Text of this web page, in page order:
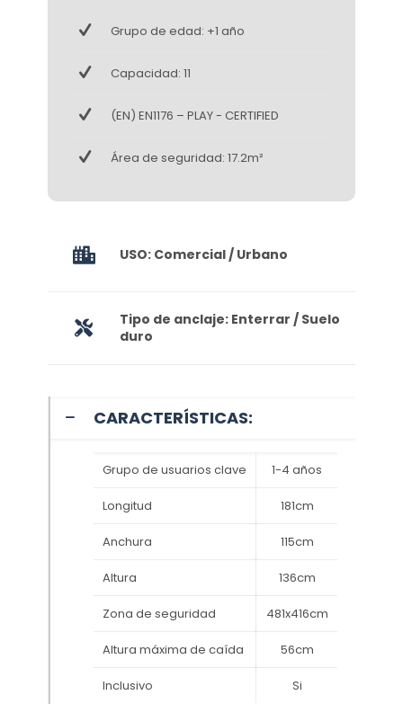
Grupo de edad: +1 año
Capacidad: 11
(EN) EN1176 – PLAY - CERTIFIED
Área de seguridad: 17.2m²
USO: Comercial / Urbano
Tipo de anclaje: Enterrar / Suelo
duro
CARACTERÍSTICAS:
Grupo de usuarios clave 1-4 años
Longitud 181cm
Anchura 115cm
Altura 136cm
Zona de seguridad 481x416cm
Altura máxima de caída 56cm
Inclusivo Si